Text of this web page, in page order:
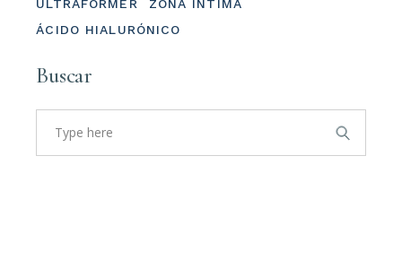
ULTRAFORMER
ZONA ÍNTIMA
ÁCIDO HIALURÓNICO
Buscar
Search
for: